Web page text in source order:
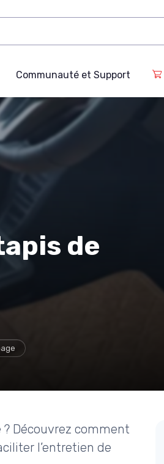
Communauté et Support
de
Découvrez comment
l’entretien de